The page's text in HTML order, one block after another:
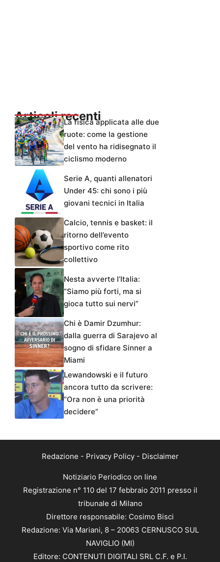
Articoli recentiLa fisica applicata alle due
ruote: come la gestione
del vento ha ridisegnato il
ciclismo moderno
Serie A, quanti allenatori
Under 45: chi sono i più
giovani tecnici in Italia
Calcio, tennis e basket: il
ritorno dell’evento
sportivo come rito
collettivo
Nesta avverte l’Italia:
“Siamo più forti, ma si
gioca tutto sui nervi”
Chi è Damir Dzumhur:
dalla guerra di Sarajevo al
sogno di sfidare Sinner a
Miami
Lewandowski e il futuro
ancora tutto da scrivere:
“Ora non è una priorità
decidere”
Redazione - Privacy Policy- Disclaimer
Notiziario Periodico on line
Registrazione n° 110 del 17 febbraio 2011 presso il
tribunale di Milano
Direttore responsabile: Cosimo Bisci
Redazione: Via Mariani, 8 – 20063 CERNUSCO SUL
NAVIGLIO (MI)
Editore: CONTENUTI DIGITALI SRL C.F. e P.I.